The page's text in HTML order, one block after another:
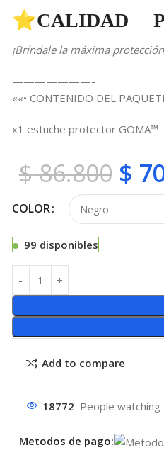
⭐CALIDAD
¡Bríndale la máxima
———————-
««• CONTENIDO DEL
x1 estuche protector GOMA™
$86.800 $
COLOR
99 disponibles
Add to compare
18772 People
Metodos de pago: